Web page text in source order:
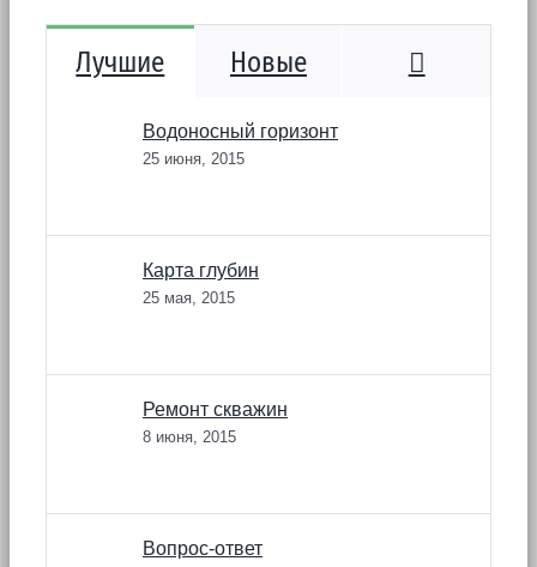
Лучшие Новые
Водоносный горизонт
25 июня, 2015
Карта глубин
25 мая, 2015
Ремонт скважин
8 июня, 2015
Вопрос-ответ